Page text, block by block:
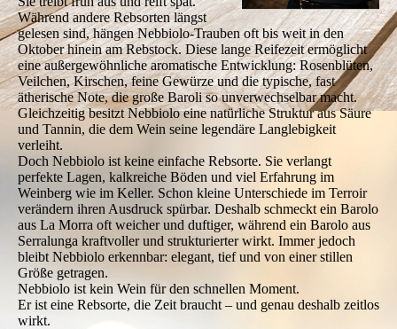
Während andere Rebsorten längst
gelesen sind, hängen Nebbiolo-Trauben oft bis weit in den
Oktober hinein am Rebstock. Diese lange Reifezeit ermöglicht
eine außergewöhnliche aromatische Entwicklung: Rosenblüten,
Veilchen, Kirschen, feine Gewürze und die typische, fast
ätherische Note, die große Baroli so unverwechselbar macht.
Gleichzeitig besitzt Nebbiolo eine natürliche Struktur aus Säure
und Tannin, die dem Wein seine legendäre Langlebigkeit
verleiht.
Doch Nebbiolo ist keine einfache Rebsorte. Sie verlangt
perfekte Lagen, kalkreiche Böden und viel Erfahrung im
Weinberg wie im Keller. Schon kleine Unterschiede im Terroir
verändern ihren Ausdruck spürbar. Deshalb schmeckt ein Barolo
aus La Morra oft weicher und duftiger, während ein Barolo aus
Serralunga kraftvoller und strukturierter wirkt. Immer jedoch
bleibt Nebbiolo erkennbar: elegant, tief und von einer stillen
Größe getragen.
Nebbiolo ist kein Wein für den schnellen Moment.
Er ist eine Rebsorte, die Zeit braucht – und genau deshalb zeitlos
wirkt.